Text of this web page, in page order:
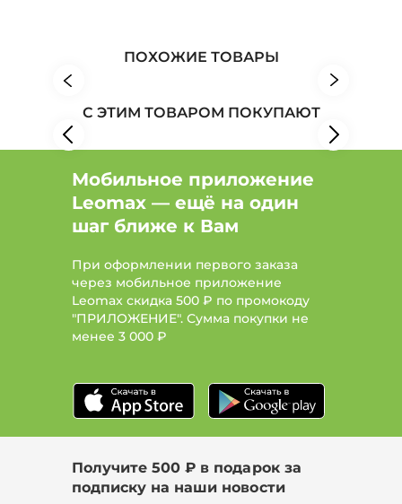
ПОХОЖИЕ ТОВАРЫ
С ЭТИМ ТОВАРОМ ПОКУПАЮТ
Мобильное приложение
Leomax — ещё на один
шаг ближе к Вам
При оформлении первого заказа
через мобильное приложение
Leomax скидка 500 ₽ по промокоду
"ПРИЛОЖЕНИЕ". Сумма покупки не
менее 3 000 ₽
Получите 500 ₽ в подарок за
подписку на наши новости